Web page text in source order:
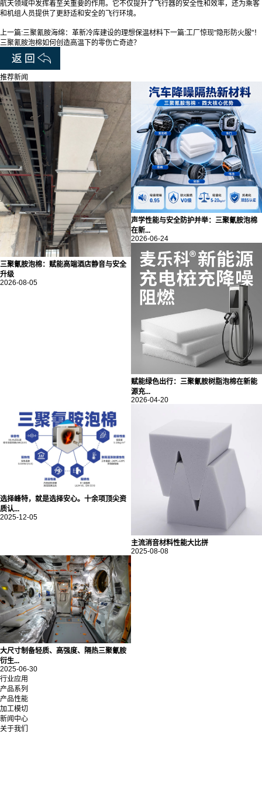
航天领域中发挥着至关重要的作用。它不仅提升了飞行器的安全性和效率，还为乘客
和机组人员提供了更舒适和安全的飞行环境。
上一篇:三聚氰胺海绵：革新冷库建设的理想保温材料 下一篇:工厂惊现"隐形防火服"！
三聚氰胺泡棉如何创造高温下的零伤亡奇迹？
推荐新闻
三聚氰胺泡棉：赋能高端酒店静音与安全
升级
2026-08-05
声学性能与安全防护并举：三聚氰胺泡棉
在新...
2026-06-24
赋能绿色出行：三聚氰胺树脂泡棉在新能
源充...
2026-04-20
选择峰特，就是选择安心。十余项顶尖资
质认...
2025-12-05
主流消音材料性能大比拼
2025-08-08
大尺寸制备轻质、高强度、隔热三聚氰胺
衍生...
2025-06-30
行业应用
产品系列
产品性能
加工模切
新闻中心
关于我们